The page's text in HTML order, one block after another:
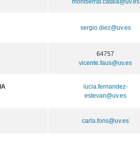
sergio.diez@uv.es
64757
vicente.faus@uv.es
lucia.fernandez-
estevan@uv.es
carla.fons@uv.es